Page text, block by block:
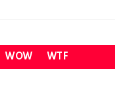
WOW WTF